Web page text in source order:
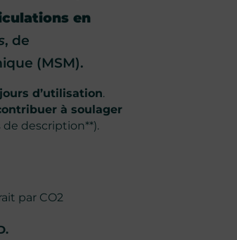
en
, de
(MSM).
d’utilisation.
à soulager
description**).
par CO2